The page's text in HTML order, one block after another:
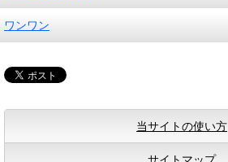
ワンワン
当サイトの使い方